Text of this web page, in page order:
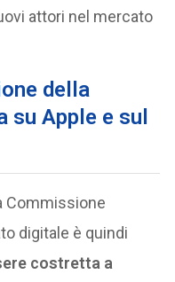
attori nel mercato
della
su Apple e sul
Commissione
digitale è quindi
costretta a